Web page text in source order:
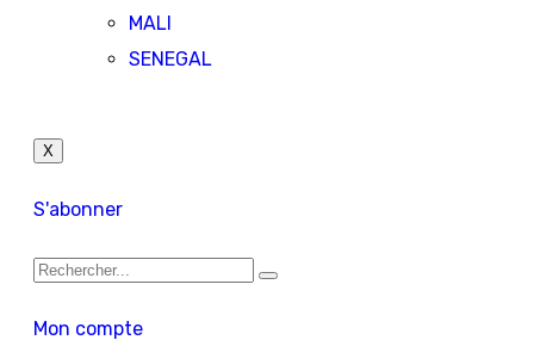
MALI
SENEGAL
X
S'abonner
Mon compte